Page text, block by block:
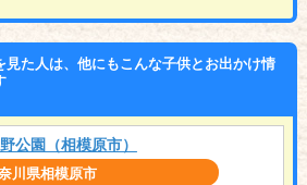
見た人は、他にもこんな子供とお出かけ情
公園（相模原市）
川県相模原市